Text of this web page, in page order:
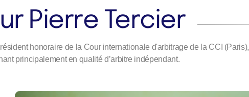
Pierre Tercier
honoraire de la Cour internationale d'arbitrage de la CCI (Paris),
principalement en qualité d’arbitre indépendant.